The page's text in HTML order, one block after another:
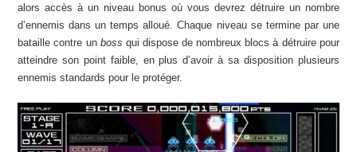
alors accès à un niveau bonus où vous devrez détruire un nombre
d’ennemis dans un temps alloué. Chaque niveau se termine par une
bataille contre un boss qui dispose de nombreux blocs à détruire pour
atteindre son point faible, en plus d’avoir à sa disposition plusieurs
ennemis standards pour le protéger.